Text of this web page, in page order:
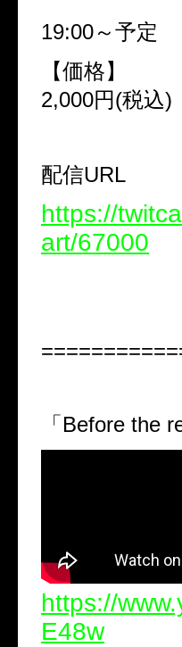
19:00～予定
【価格】
2,000円(税込)
配信URL
https://
art/67000
「Before the
https://
E48w